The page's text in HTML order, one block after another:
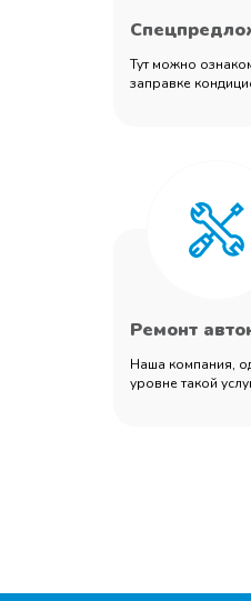
Тут можно
заправке
Ремонт
Наша компания,
уровне такой